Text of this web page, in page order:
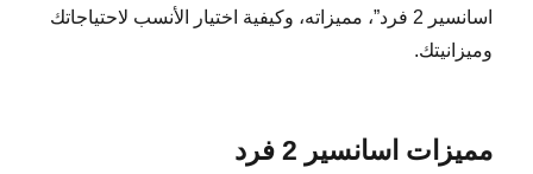
اسانسير 2 فرد”، مميزاته، وكيفية اختيار الأنسب لاحتياجاتك
وميزانيتك.
مميزات اسانسير 2 فرد